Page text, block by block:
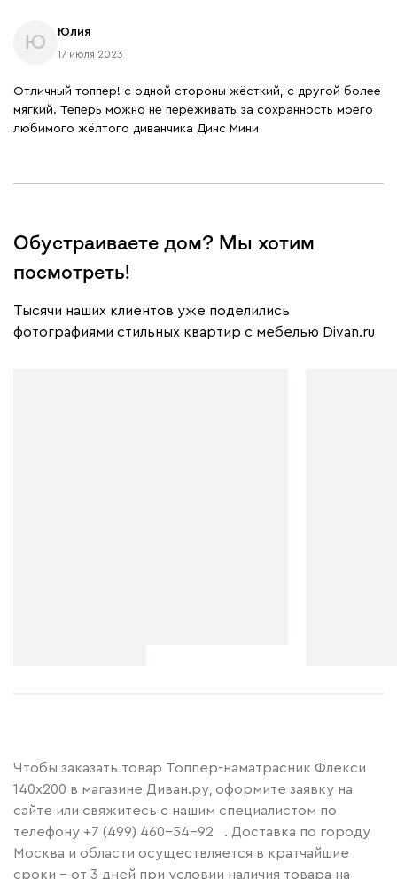
Ю
Юлия
17 июля 2023
Отличный топпер! с одной стороны жёсткий, с другой более
мягкий. Теперь можно не переживать за сохранность моего
любимого жёлтого диванчика Динс Мини
Обустраиваете дом? Мы хотим
посмотреть!
Тысячи наших клиентов уже поделились
фотографиями стильных квартир с мебелью Divan.ru
Чтобы заказать товар Топпер-наматрасник Флекси
140x200 в магазине Диван.ру, оформите заявку на
сайте или свяжитесь с нашим специалистом по
телефону +7 (499) 460-54-92
. Доставка по городу
Москва и области осуществляется в кратчайшие
сроки – от 3 дней при условии наличия товара на